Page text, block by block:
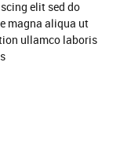
elit sed do
magna aliqua ut
ullamco laboris